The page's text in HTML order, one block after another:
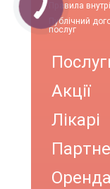
Правила
Публічний
послуг
Акції
Лікарі